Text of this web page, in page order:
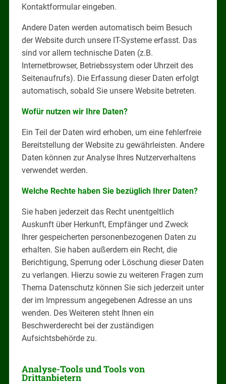
Kontaktformular eingeben.
Andere Daten werden automatisch beim Besuch
der Website durch unsere IT-Systeme erfasst. Das
sind vor allem technische Daten (z.B.
Internetbrowser, Betriebssystem oder Uhrzeit des
Seitenaufrufs). Die Erfassung dieser Daten erfolgt
automatisch, sobald Sie unsere Website betreten.
Wofür nutzen wir Ihre Daten?
Ein Teil der Daten wird erhoben, um eine fehlerfreie
Bereitstellung der Website zu gewährleisten. Andere
Daten können zur Analyse Ihres Nutzerverhaltens
verwendet werden.
Welche Rechte haben Sie bezüglich Ihrer Daten?
Sie haben jederzeit das Recht unentgeltlich
Auskunft über Herkunft, Empfänger und Zweck
Ihrer gespeicherten personenbezogenen Daten zu
erhalten. Sie haben außerdem ein Recht, die
Berichtigung, Sperrung oder Löschung dieser Daten
zu verlangen. Hierzu sowie zu weiteren Fragen zum
Thema Datenschutz können Sie sich jederzeit unter
der im Impressum angegebenen Adresse an uns
wenden. Des Weiteren steht Ihnen ein
Beschwerderecht bei der zuständigen
Aufsichtsbehörde zu.
Analyse-Tools und Tools von
Drittanbietern